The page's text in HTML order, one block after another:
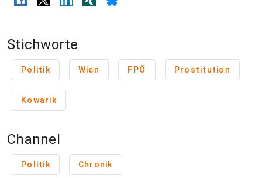
Stichworte
Politik Wien FPÖ Prostitution
Kowarik
Channel
Politik Chronik